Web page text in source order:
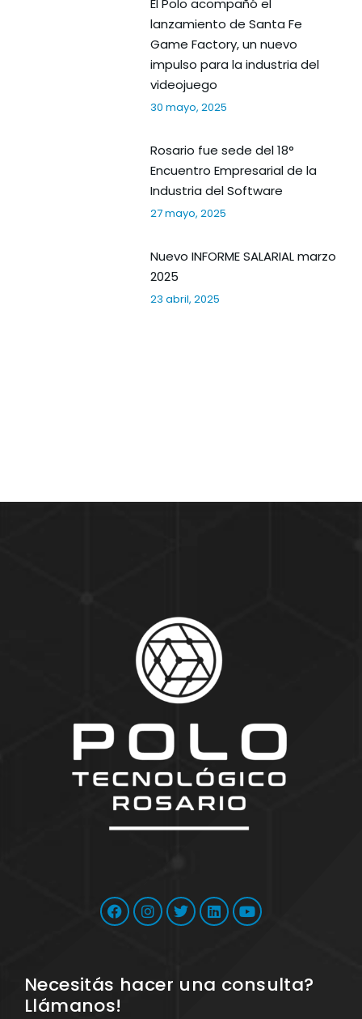
El Polo acompañó el
lanzamiento de Santa Fe
Game Factory, un nuevo
impulso para la industria del
videojuego
30 mayo, 2025
Rosario fue sede del 18°
Encuentro Empresarial de la
Industria del Software
27 mayo, 2025
Nuevo INFORME SALARIAL marzo
2025
23 abril, 2025
Necesitás hacer una consulta?
Llámanos!